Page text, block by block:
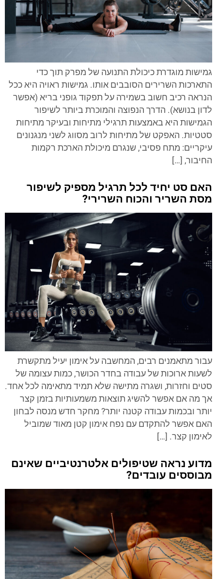
גמישות מוגדרת כיכולת התנועה של מפרק תוך כדי
התארכות השרירים הסובבים אותו. גמישות ראויה היא ככל
הנראה רכיב חשוב בשמירה על תפקוד גופני בריא (אפשר
לדון בנושא). הדרך הנפוצה והמוכרת ביותר לשיפור
הגמישות היא באמצעות תרגילי מתיחות ובעיקר מתיחות
סטטיות. האפקט של מתיחות לרוב מסווג לשני מנגנונים
עיקריים: מתח פסיבי, שנגרם מיכולת הארכת רקמות
החיבור, […]
האם סט יחיד לכל תרגיל מספיק לשיפור
מסת השריר והכוח השרירי?
עבור מתאמנים רבים, המחשבה על אימון יעיל מתקשרת
לשעות ארוכות של עבודה בחדר הכושר, כמות עצומה של
סטים וחזרות, ושגרה מתישה שלא תמיד מתאימה לכל אחד.
אך מה אם אפשר להשיג תוצאות משמעותיות בזמן קצר
יותר ובכמות עבודה קטנה יותר? מחקר חדש מנסה לבחון
האם אפשר להתקדם עם נפח אימון קטן מאוד שמוביל
לאימון קצר. […]
מדוע נראה שטיפולים אלטרנטיביים שאינם
מבוססים עובדים?